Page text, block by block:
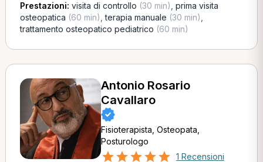
Prestazioni: visita di controllo (30 min) prima visita
osteopatica (60 min) ,terapia manuale (30 min)
trattamento osteopatico pediatrico (60 min)
Antonio Rosario
Cavallaro
Fisioterapista, Osteopata,
Posturologo
1 Recensioni